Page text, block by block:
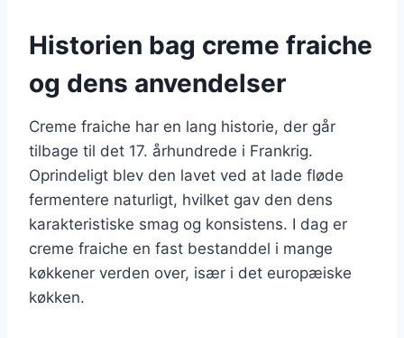
Historien bag creme fraiche
og dens anvendelser
Creme fraiche har en lang historie, der går
tilbage til det 17. århundrede i Frankrig.
Oprindeligt blev den lavet ved at lade fløde
fermentere naturligt, hvilket gav den dens
karakteristiske smag og konsistens. I dag er
creme fraiche en fast bestanddel i mange
køkkener verden over, især i det europæiske
køkken.